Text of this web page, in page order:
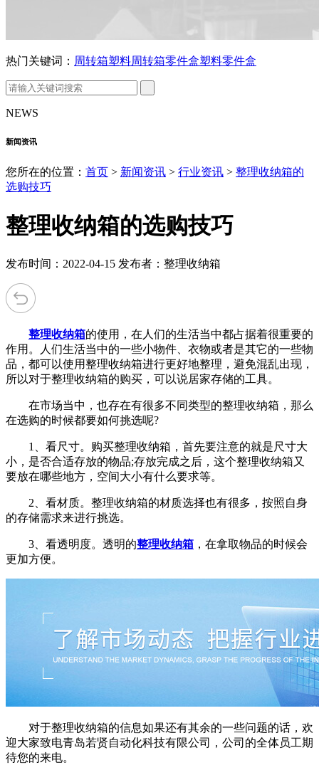
热门关键词： 周转箱塑料周转箱零件盒塑料零件盒
NEWS
新闻资讯
您所在的位置： 首页 > 新闻资讯 > 行业资讯 > 整理收纳箱的
选购技巧
整理收纳箱的选购技巧
发布时间：2022-04-15 发布者：整理收纳箱
整理收纳箱的使用，在人们的生活当中都占据着很重要的
作用。人们生活当中的一些小物件、衣物或者是其它的一些物
品，都可以使用整理收纳箱进行更好地整理，避免混乱出现，
所以对于整理收纳箱的购买，可以说居家存储的工具。
在市场当中，也存在有很多不同类型的整理收纳箱，那么
在选购的时候都要如何挑选呢?
1、看尺寸。购买整理收纳箱，首先要注意的就是尺寸大
小，是否合适存放的物品;存放完成之后，这个整理收纳箱又
要放在哪些地方，空间大小有什么要求等。
2、看材质。整理收纳箱的材质选择也有很多，按照自身
的存储需求来进行挑选。
3、看透明度。透明的整理收纳箱 ，在拿取物品的时候会
更加方便。
对于整理收纳箱的信息如果还有其余的一些问题的话，欢
迎大家致电青岛若贤自动化科技有限公司，公司的全体员工期
待您的来电。